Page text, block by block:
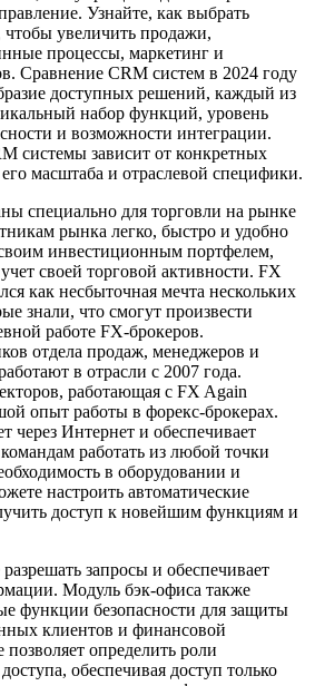
Узнайте, как выбрать
увеличить продажи,
процессы, маркетинг и
Сравнение CRM систем в 2024 году
доступных решений, каждый из
набор функций, уровень
и возможности интеграции.
системы зависит от конкретных
масштаба и отраслевой специфики.
специально для торговли на рынке
рынка легко, быстро и удобно
инвестиционным портфелем,
своей торговой активности. FX
как несбыточная мечта нескольких
знали, что смогут произвести
работе FX-брокеров.
отдела продаж, менеджеров и
в отрасли с 2007 года.
работающая с FX Again
опыт работы в форекс-брокерах.
через Интернет и обеспечивает
работать из любой точки
в оборудовании и
настроить автоматические
доступ к новейшим функциям и
запросы и обеспечивает
Модуль бэк-офиса также
функции безопасности для защиты
клиентов и финансовой
определить роли
обеспечивая доступ только